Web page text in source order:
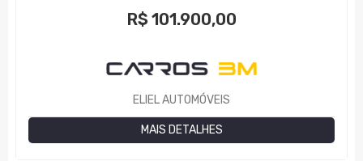
R$ 101.900,00
ELIEL AUTOMÓVEIS
MAIS DETALHES